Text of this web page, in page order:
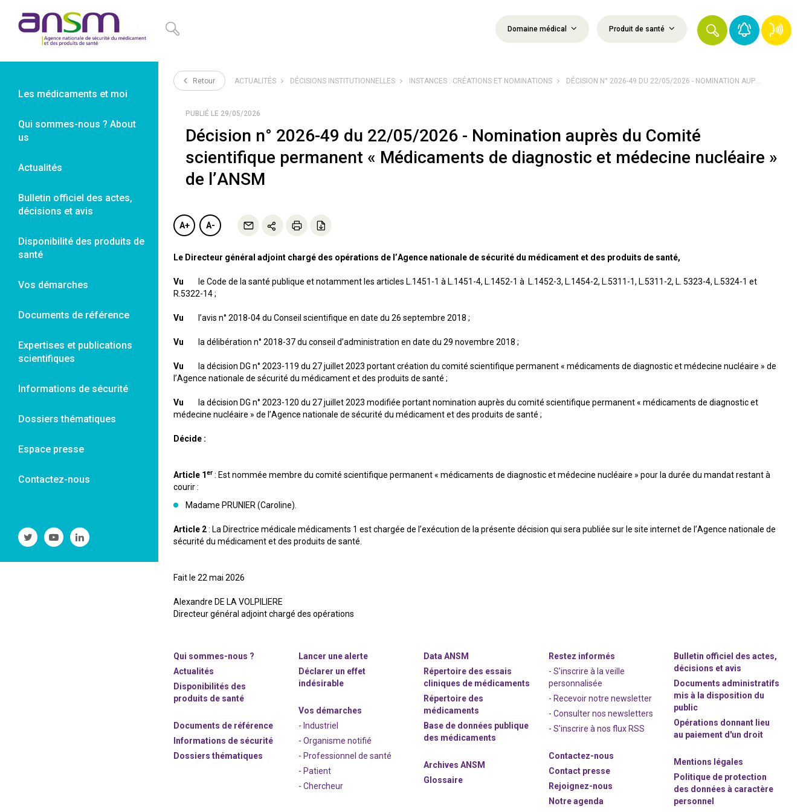
Domaine médical Produit de santé
Les médicaments et moi
Qui sommes-nous ? About
us
Actualités
Bulletin officiel des actes,
décisions et avis
Disponibilité des produits de
santé
Vos démarches
Documents de référence
Expertises et publications
scientifiques
Informations de sécurité
Dossiers thématiques
Espace presse
Contactez-nous
Suivre
l'ANSM
Twitter
Suivre
l'ANSM
Youtube
Suivre
l'ANSM
Linkedin
Retour ACTUALITÉS DÉCISIONS INSTITUTIONNELLES INSTANCES : CRÉATIONS ET NOMINATIONS DÉCISION N° 2026-49 DU 22/05/2026 - NOMINATION AUP...
PUBLIÉ LE 29/05/2026
Décision n° 2026-49 du 22/05/2026 - Nomination auprès du Comité
scientifique permanent « Médicaments de diagnostic et médecine nucléaire »
de l’ANSM
A+ A-
Le Directeur général adjoint chargé des opérations de l’Agence nationale de sécurité du médicament et des produits de santé,
Vu le Code de la santé publique et notamment les articles L.1451-1 à L.1451-4, L.1452-1 à L.1452-3, L.1454-2, L.5311-1, L.5311-2, L. 5323-4, L.5324-1 et
R.5322-14 ;
Vu l’avis n° 2018-04 du Conseil scientifique en date du 26 septembre 2018 ;
Vu la délibération n° 2018-37 du conseil d’administration en date du 29 novembre 2018 ;
Vu la décision DG n° 2023-119 du 27 juillet 2023 portant création du comité scientifique permanent « médicaments de diagnostic et médecine nucléaire » de
l’Agence nationale de sécurité du médicament et des produits de santé ;
Vu la décision DG n° 2023-120 du 27 juillet 2023 modifiée portant nomination auprès du comité scientifique permanent « médicaments de diagnostic et
médecine nucléaire » de l’Agence nationale de sécurité du médicament et des produits de santé ;
Décide :
Article 1er : Est nommée membre du comité scientifique permanent « médicaments de diagnostic et médecine nucléaire » pour la durée du mandat restant à
courir :
Madame PRUNIER (Caroline).
Article 2: La Directrice médicale médicaments 1 est chargée de l’exécution de la présente décision qui sera publiée sur le site internet de l’Agence nationale de
sécurité du médicament et des produits de santé.
Fait le 22 mai 2026
Alexandre DE LA VOLPILIERE
Directeur général adjoint chargé des opérations
Qui sommes-nous ?
Actualités
Disponibilités des
produits de santé
Documents de référence
Informations de sécurité
Dossiers thématiques
Lancer une alerte
Déclarer un effet
indésirable
Vos démarches
- Industriel
- Organisme notifié
- Professionnel de santé
- Patient
- Chercheur
Data ANSM
Répertoire des essais
cliniques de médicaments
Répertoire des
médicaments
Base de données publique
des médicaments
Archives ANSM
Glossaire
Restez informés
- S'inscrire à la veille
personnalisée
- Recevoir notre newsletter
- Consulter nos newsletters
-S'inscrire à nos flux RSS
Contactez-nous
Contact presse
Rejoignez-nous
Notre agenda
Bulletin officiel des actes,
décisions et avis
Documents administratifs
mis à la disposition du
public
Opérations donnant lieu
au paiement d'un droit
Mentions légales
Politique de protection
des données à caractère
personnel